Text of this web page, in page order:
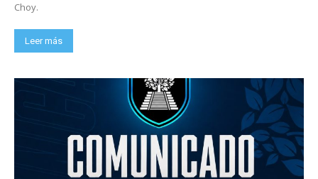
Choy.
Leer más